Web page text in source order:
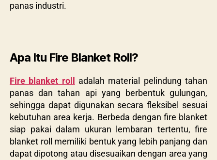
panas industri.
Apa Itu Fire Blanket Roll?
Fire blanket roll
adalah material pelindung tahan
panas dan tahan api yang berbentuk gulungan,
sehingga dapat digunakan secara fleksibel sesuai
kebutuhan area kerja. Berbeda dengan fire blanket
siap pakai dalam ukuran lembaran tertentu, fire
blanket roll memiliki bentuk yang lebih panjang dan
dapat dipotong atau disesuaikan dengan area yang